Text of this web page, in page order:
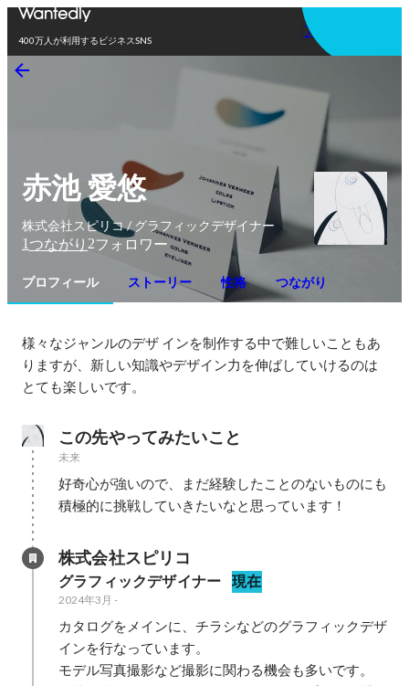
400万人が利用するビジネスSNS
アプリを使う
赤池 愛悠
株式会社スピリコ / グラフィックデザイナー
1つながり 2フォロワー
プロフィール ストーリー 性格 つながり
様々なジャンルのデザ インを制作する中で難しいこともあ
りますが、新しい知識やデザイン力を伸ばしていけるのは
とても楽しいです。
この先やってみたいこと
未来
好奇心が強いので、まだ経験したことのないものにも
積極的に挑戦していきたいなと思っています！
株式会社スピリコ
グラフィックデザイナー 現在
2024年3月 -
カタログをメインに、チラシなどのグラフィックデザ
インを行なっています。
モデル写真撮影など撮影に関わる機会も多いです。